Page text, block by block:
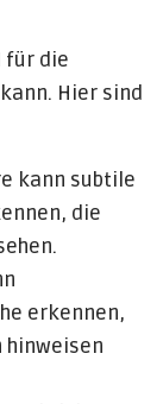
für die
Hier sind
kann subtile
die
erkennen,
hinweisen